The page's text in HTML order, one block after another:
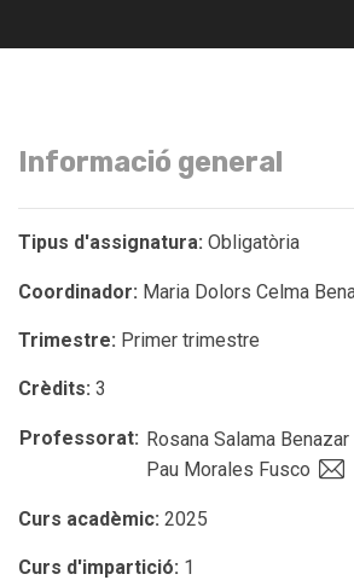
Informació general
Tipus d'assignatura: Obligatòria
Coordinador: Maria Dolors Celma
Trimestre: Primer trimestre
Crèdits: 3
Professorat: Rosana Salama Benazar
Pau Morales Fusco
Curs acadèmic: 2025
Curs d'impartició: 1